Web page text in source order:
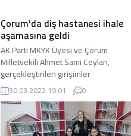
Çorum’da diş hastanesi ihale
aşamasına geldi
AK Parti MKYK Üyesi ve Çorum
Milletvekili Ahmet Sami Ceylan,
gerçekleştirilen girişimler
sonucunda yeni diş hastanesinin
ihalesinin 29 Nisan ...
30.03.2022 19:01 0